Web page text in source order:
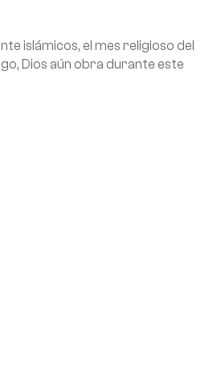
islámicos, el mes religioso del
Dios aún obra durante este